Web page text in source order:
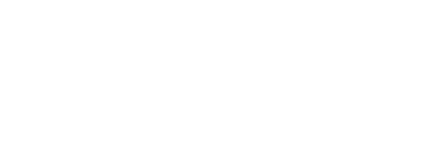
Lampe de chevet avec
Pied en métal chromé
Hauteur étoile : 35 x
Hauteur lune : 40 x